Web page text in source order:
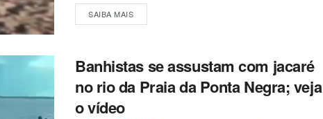
SAIBA MAIS
Banhistas se assustam com jacaré
no rio da Praia da Ponta Negra; veja
o vídeo